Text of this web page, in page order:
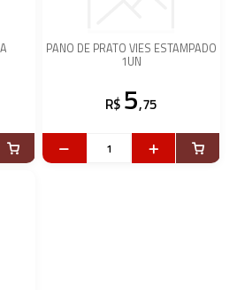
PANO DE PRATO VIES ESTAMPADO
1UN
R$ 5,75